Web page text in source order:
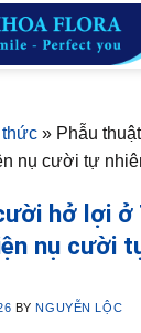
thức » Phẫu
nụ cười tự
hở lợi ở
nụ cười
BYNGUYỄN LỘC